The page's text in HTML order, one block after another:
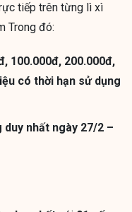
tiếp trên từng lì xì
Trong đó:
100.000đ, 200.000đ,
có thời hạn sử dụng
duy nhất ngày 27/2 –